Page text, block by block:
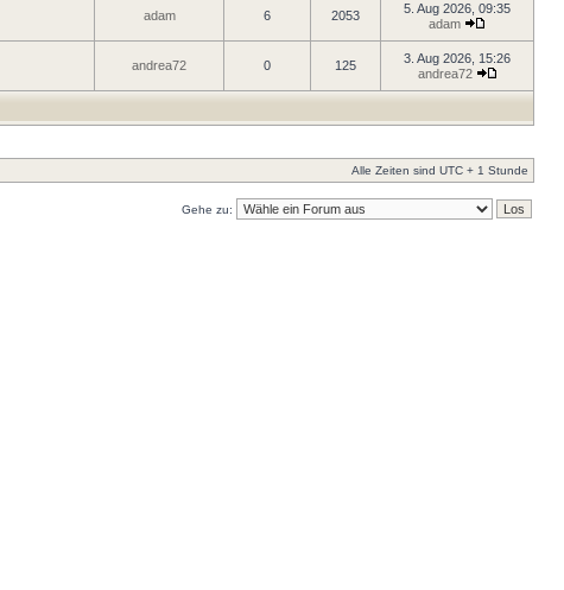
adam 6 2053
5. Aug 2026, 09:35
adam
andrea72 0 125
3. Aug 2026, 15:26
andrea72
Alle Zeiten sind UTC + 1 Stunde
Gehe zu: